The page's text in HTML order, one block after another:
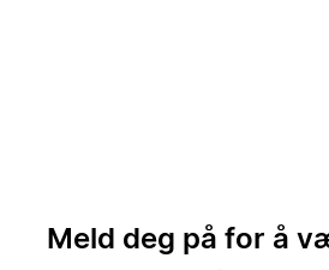
Meld deg på for å